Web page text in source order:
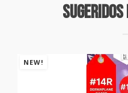
Sugeridos
NEW!